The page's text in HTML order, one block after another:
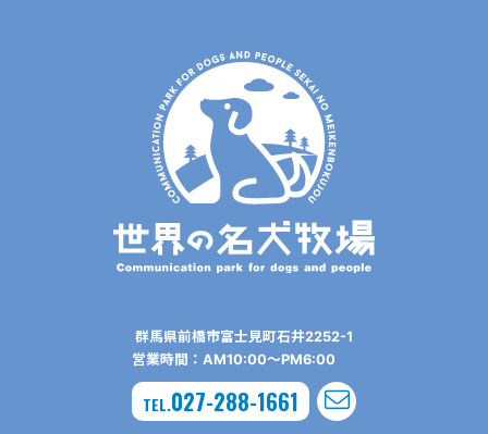
群⾺県前橋市富⼠⾒町⽯井2252-1
営業時間：AM10:00〜PM6:00
TEL.027-288-1661